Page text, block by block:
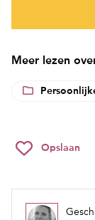
Meer lezen
Opslaan